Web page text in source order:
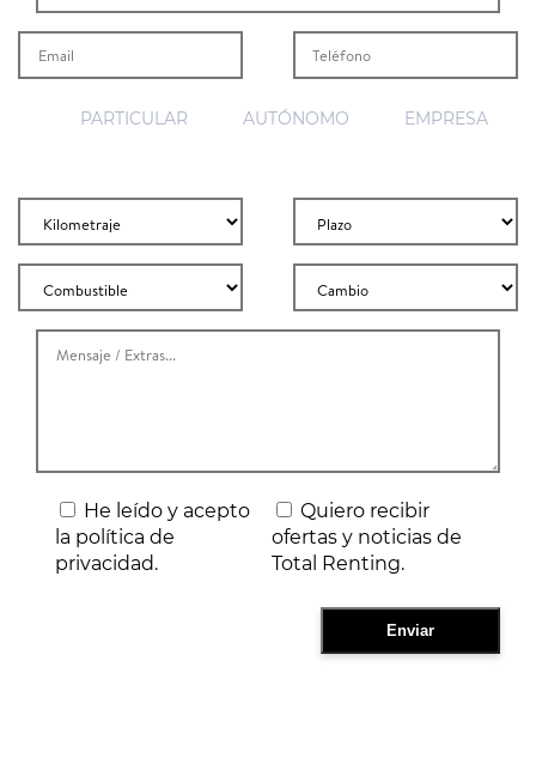
PARTICULAR AUTÓNOMO EMPRESA
He leído y acepto
la política de
privacidad.
Quiero recibir
ofertas y noticias de
Total Renting.